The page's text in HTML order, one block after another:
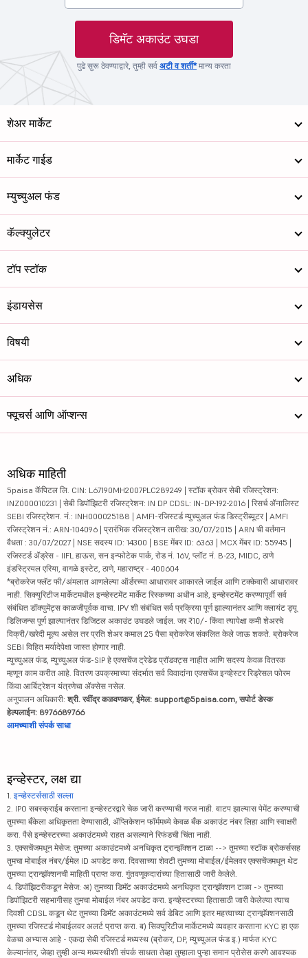
डिमॅट अकाउंट उघडा
पुढे सुरू ठेवण्याद्वारे, तुम्ही सर्व अटी व शर्ती*मान्य करता
शेअर मार्केट
मार्केट गाईड
म्युच्युअल फंड
कॅल्क्युलेटर
टॉप स्टॉक
इंडायसेस
विषयी
अधिक
फ्यूचर्स आणि ऑप्शन्स
अधिक माहिती
5paisa कॅपिटल लि. CIN: L67190MH2007PLC289249 | स्टॉक ब्रोकर सेबी रजिस्ट्रेशन:
INZ000010231 | सेबी डिपॉझिटरी रजिस्ट्रेशन: IN DP CDSL: IN-DP-192-2016 | रिसर्च ॲनालिस्ट
SEBI रजिस्ट्रेशन. नं.: INH000025188 | AMFI-रजिस्टर्ड म्युच्युअल फंड डिस्ट्रीब्यूटर | AMFI
रजिस्ट्रेशन नं.: ARN-104096 | प्रारंभिक रजिस्ट्रेशन तारीख: 30/07/2015 | ARN ची वर्तमान
वैधता : 30/07/2027 | NSE सदस्य ID: 14300 | BSE मेंबर ID: 6363 | MCX मेंबर ID: 55945 |
रजिस्टर्ड ॲड्रेस - IIFL हाऊस, सन इन्फोटेक पार्क, रोड नं. 16V, प्लॉट नं. B-23, MIDC, ठाणे
इंडस्ट्रियल एरिया, वागळे इस्टेट, ठाणे, महाराष्ट्र - 400604
*ब्रोकरेज फ्लॅट फी/अंमलात आणलेल्या ऑर्डरच्या आधारावर आकारले जाईल आणि टक्केवारी आधारावर
नाही. सिक्युरिटीज मार्केटमधील इन्व्हेस्टमेंट मार्केट रिस्कच्या अधीन आहे, इन्व्हेस्टमेंट करण्यापूर्वी सर्व
संबंधित डॉक्युमेंट्स काळजीपूर्वक वाचा. IPV शी संबंधित सर्व प्रक्रिया पूर्ण झाल्यानंतर आणि क्लायंट ड्यू
डिलिजन्स पूर्ण झाल्यानंतर डिजिटल अकाउंट उघडले जाईल. जर ₹10/- किंवा त्यापेक्षा कमी शेअरचे
विक्री/खरेदी मूल्य असेल तर प्रति शेअर कमाल 25 पैसा ब्रोकरेज संकलित केले जाऊ शकते. ब्रोकरेज
SEBI विहित मर्यादेपेक्षा जास्त होणार नाही.
म्युच्युअल फंड, म्युच्युअल फंड-SIP हे एक्सचेंज ट्रेडेड प्रॉडक्ट्स नाहीत आणि सदस्य केवळ वितरक
म्हणून काम करीत आहे. वितरण उपक्रमाच्या संदर्भात सर्व विवादांना एक्सचेंज इन्व्हेस्टर रिड्रेसल फोरम
किंवा आर्बिट्रेशन यंत्रणेचा ॲक्सेस नसेल.
अनुपालन अधिकारी: श्री. रवींद्र कळवणकर, ईमेल: support@5paisa.com, सपोर्ट डेस्क
हेल्पलाईन: 8976689766
आमच्याशी संपर्क साधा
इन्व्हेस्टर, लक्ष द्या
1. इन्व्हेस्टर्ससाठी सल्ला
2. IPO सबस्क्राईब करताना इन्व्हेस्टरद्वारे चेक जारी करण्याची गरज नाही. वाटप झाल्यास पेमेंट करण्याची
तुमच्या बँकेला अधिकृतता देण्यासाठी, ॲप्लिकेशन फॉर्ममध्ये केवळ बँक अकाउंट नंबर लिहा आणि स्वाक्षरी
करा. पैसे इन्व्हेस्टरच्या अकाउंटमध्ये राहत असल्याने रिफंडची चिंता नाही.
3. एक्सचेंजमधून मेसेज: तुमच्या अकाउंटमध्ये अनधिकृत ट्रान्झॅक्शन टाळा --> तुमच्या स्टॉक ब्रोकर्ससह
तुमचा मोबाईल नंबर/ईमेल ID अपडेट करा. दिवसाच्या शेवटी तुमच्या मोबाईल/ईमेलवर एक्सचेंजमधून थेट
तुमच्या ट्रान्झॅक्शनची माहिती प्राप्त करा. गुंतवणूकदारांच्या हितासाठी जारी केलेले.
4. डिपॉझिटरीकडून मेसेज: अ) तुमच्या डिमॅट अकाउंटमध्ये अनधिकृत ट्रान्झॅक्शन टाळा -> तुमच्या
डिपॉझिटरी सहभागीसह तुमचा मोबाईल नंबर अपडेट करा. इन्व्हेस्टरच्या हितासाठी जारी केलेल्या त्याच
दिवशी CDSL कडून थेट तुमच्या डिमॅट अकाउंटमध्ये सर्व डेबिट आणि इतर महत्त्वाच्या ट्रान्झॅक्शनसाठी
तुमच्या रजिस्टर्ड मोबाईलवर अलर्ट प्राप्त करा. ब) सिक्युरिटीज मार्केटमध्ये व्यवहार करताना KYC हा एक
वेळचा अभ्यास आहे - एकदा सेबी रजिस्टर्ड मध्यस्थ (ब्रोकर, DP, म्युच्युअल फंड इ.) मार्फत KYC
केल्यानंतर, जेव्हा तुम्ही अन्य मध्यस्थीशी संपर्क साधता तेव्हा तुम्हाला पुन्हा समान प्रोसेस करणे आवश्यक